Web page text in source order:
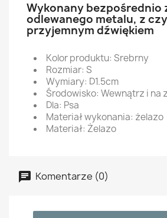
Wykonany bezpośrednio
odlewanego metalu, z
przyjemnym dźwiękiem
Kolor produktu: Srebrny
Rozmiar: S
Wymiary: D1.5cm
Środowisko: Wewnątrz i na
Dla: Psa
Materiał wykonania: żelazo
Materiał: Żelazo
Komentarze (0)